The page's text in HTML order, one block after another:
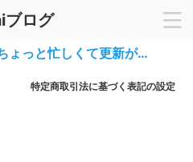
ログ
くて更新が…
特定商取引法に基づく表記の設定